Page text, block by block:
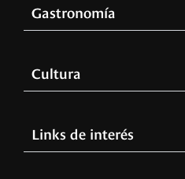
Gastronomía
Cultura
Links de interés